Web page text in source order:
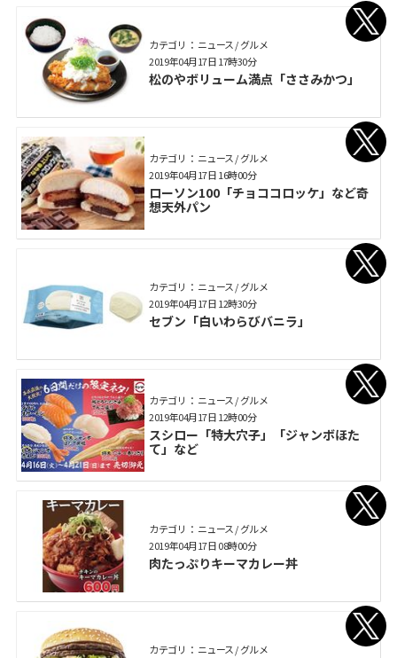
カテゴリ： ニュース / グルメ
松のやボリューム満点「ささみかつ」
2019年04月17日 17時30分
カテゴリ： ニュース / グルメ
ローソン100「チョココロッケ」など奇
想天外パン
2019年04月17日 16時00分
カテゴリ： ニュース / グルメ
セブン「白いわらびバニラ」
2019年04月17日 12時30分
カテゴリ： ニュース / グルメ
スシロー「特大穴子」「ジャンボほた
て」など
2019年04月17日 12時00分
カテゴリ： ニュース / グルメ
肉たっぷりキーマカレー丼
2019年04月17日 08時00分
カテゴリ： ニュース / グルメ